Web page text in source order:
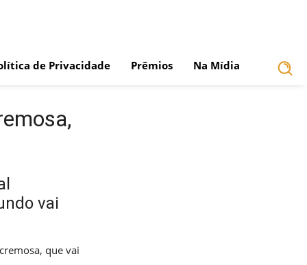
de Privacidade Prêmios Na Mídia
vai
que vai